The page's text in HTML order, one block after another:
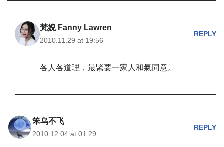
梵婗 Fanny Lawren
2010.11.29 at 19:56
REPLY
各人各道理，最緊要一家人和氣同意。
笨乌不飞
2010.12.04 at 01:29
REPLY